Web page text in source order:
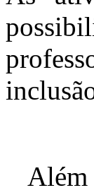
Além